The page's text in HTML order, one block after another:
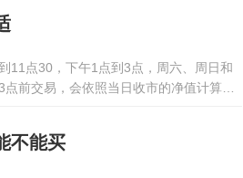
11点30，下午1点到3点，周六、周日和
前交易，会依照当日收市的净值计算，
不能买